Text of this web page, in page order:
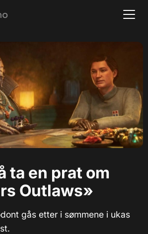
ta en prat om
Outlaws»
gås etter i sømmene i ukas